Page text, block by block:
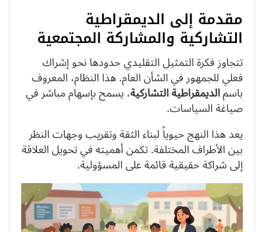
مقدمة إلى الديمقراطية
التشاركية والمشاركة المجتمعية
تتجاوز فكرة التمثيل التقليدي حدودها نحو إشراك
فعلي للجمهور في الشأن العام. هذا النظام، المعروف
باسمالديمقراطية التشاركية، يسمح بإسهام مباشر في
صياغة السياسات.
يعد هذا النهج حيوياً لبناء الثقة وتقريب وجهات النظر
بين الأطراف المختلفة. تكمن أهميته في تحويل العلاقة
إلى شراكة حقيقية قائمة على المسؤولية.